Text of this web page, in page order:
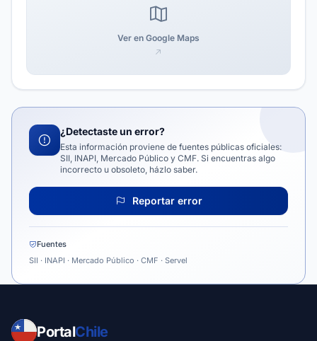
Ver en Google Maps
¿Detectaste un error?
Esta información proviene de fuentes públicas oficiales:
SII, INAPI, Mercado Público y CMF. Si encuentras algo
incorrecto u obsoleto, házlo saber.
Reportar error
Fuentes
SII · INAPI · Mercado Público · CMF · Servel
PortalChile